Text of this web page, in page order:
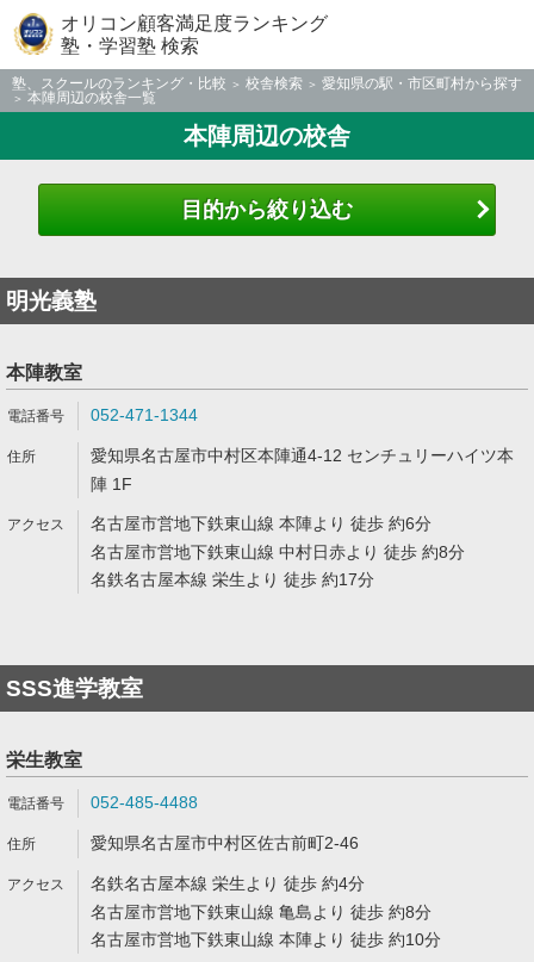
オリコン顧客満足度ランキング
塾・学習塾 検索
塾、スクールのランキング・比較 校舎検索
愛知県の駅・市区町村から探す
本陣周辺の校舎一覧
本陣周辺の校舎
目的から絞り込む
明光義塾
本陣教室
052-471-1344
愛知県名古屋市中村区本陣通4-12 センチュリーハイツ本
陣 1F
名古屋市営地下鉄東山線 本陣より 徒歩 約6分
名古屋市営地下鉄東山線 中村日赤より 徒歩 約8分
名鉄名古屋本線 栄生より 徒歩 約17分
SSS進学教室
栄生教室
052-485-4488
愛知県名古屋市中村区佐古前町2-46
名鉄名古屋本線 栄生より 徒歩 約4分
名古屋市営地下鉄東山線 亀島より 徒歩 約8分
名古屋市営地下鉄東山線 本陣より 徒歩 約10分